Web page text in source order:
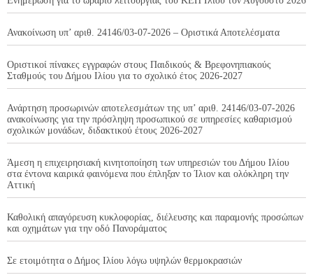
Ανακοίνωση υπ’ αριθ. 24146/03-07-2026 – Οριστικά Αποτελέσματα
Οριστικοί πίνακες εγγραφών στους Παιδικούς & Βρεφονηπιακούς
Σταθμούς του Δήμου Ιλίου για το σχολικό έτος 2026-2027
Ανάρτηση προσωρινών αποτελεσμάτων της υπ’ αριθ. 24146/03-07-2026
ανακοίνωσης για την πρόσληψη προσωπικού σε υπηρεσίες καθαρισμού
σχολικών μονάδων, διδακτικού έτους 2026-2027
Άμεση η επιχειρησιακή κινητοποίηση των υπηρεσιών του Δήμου Ιλίου
στα έντονα καιρικά φαινόμενα που έπληξαν το Ίλιον και ολόκληρη την
Αττική
Καθολική απαγόρευση κυκλοφορίας, διέλευσης και παραμονής προσώπων
και οχημάτων για την οδό Πανοράματος
Σε ετοιμότητα ο Δήμος Ιλίου λόγω υψηλών θερμοκρασιών